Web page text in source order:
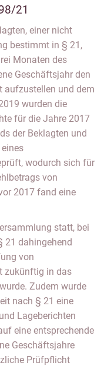
21
einer nicht
bestimmt in § 21,
Monaten des
Geschäftsjahr den
aufzustellen und dem
wurden die
für die Jahre 2017
der Beklagten und
wodurch sich für
von
2017 fand eine
statt, bei
21 dahingehend
von
zukünftig in das
Zudem wurde
nach § 21 eine
Lageberichten
eine entsprechende
Geschäftsjahre
Prüfpflicht